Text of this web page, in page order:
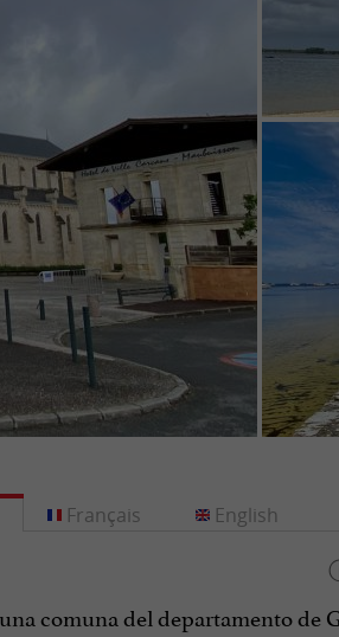
comuna del departamento de
Français English